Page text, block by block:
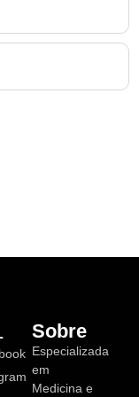
Sobre
Especializada
em
Medicina e